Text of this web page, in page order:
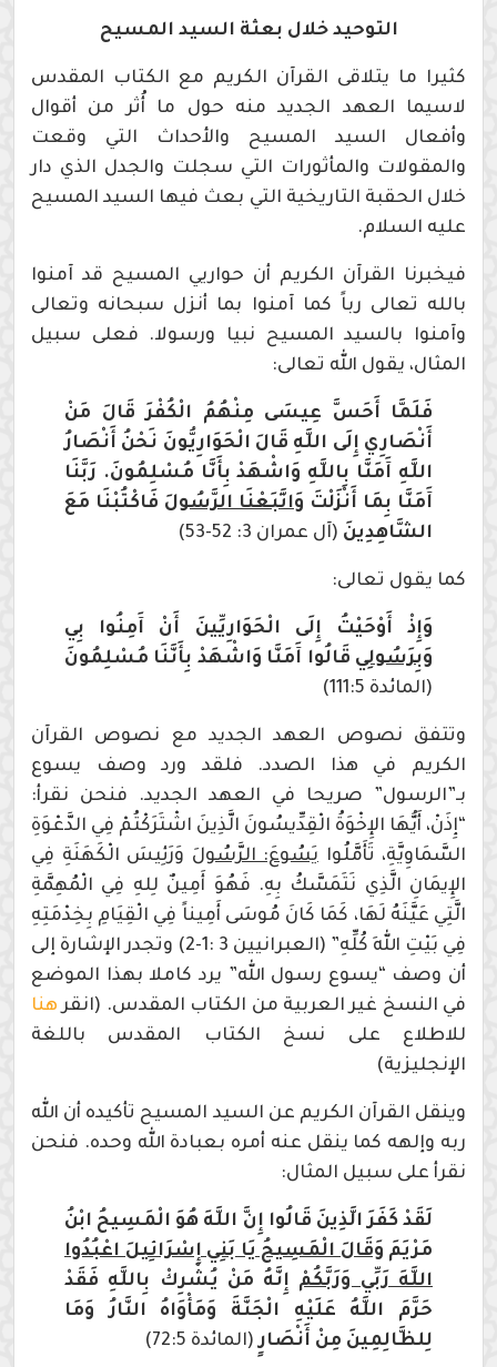
التوحيد خلال بعثة السيد المسيح
كثيرا ما يتلاقى القرآن الكريم مع الكتاب المقدس
لاسيما العهد الجديد منه حول ما أُثر من أقوال
وأفعال السيد المسيح والأحداث التي وقعت
والمقولات والمأثورات التي سجلت والجدل الذي دار
خلال الحقبة التاريخية التي بعث فيها السيد المسيح
عليه السلام.
فيخبرنا القرآن الكريم أن حواريي المسيح قد آمنوا
بالله تعالى رباً كما آمنوا بما أنزل سبحانه وتعالى
وآمنوا بالسيد المسيح نبيا ورسولا. فعلى سبيل
المثال، يقول الله تعالى:
فَلَمَّا أَحَسَّ عِيسَى مِنْهُمُ الْكُفْرَ قَالَ مَنْ
أَنْصَارِي إِلَى اللَّهِ قَالَ الْحَوَارِيُّونَ نَحْنُ أَنْصَارُ
اللَّهِ آَمَنَّا بِاللَّهِ وَاشْهَدْ بِأَنَّا مُسْلِمُونَ. رَبَّنَا
آَمَنَّا بِمَا أَنْزَلْتَ وَاتَّبَعْنَا الرَّسُولَ فَاكْتُبْنَا مَعَ
الشَّاهِدِينَ (آل عمران 3: 52-53)
كما يقول تعالى:
وَإِذْ أَوْحَيْتُ إِلَى الْحَوَارِيِّينَ أَنْ آَمِنُوا بِي
وَبِرَسُولِي قَالُوا آَمَنَّا وَاشْهَدْ بِأَنَّنَا مُسْلِمُونَ
(المائدة 111:5)
وتتفق نصوص العهد الجديد مع نصوص القرآن
الكريم في هذا الصدد. فلقد ورد وصف يسوع
بـ”الرسول” صريحا في العهد الجديد. فنحن نقرأ:
“إِذَنْ، أَيُّهَا الإِخْوَةُ الْقِدِّيسُونَ الَّذِينَ اشْتَرَكْتُمْ فِي الدَّعْوَةِ
السَّمَاوِيَّةِ، تَأَمَّلُوا يَسُوعَ: الرَّسُولَ وَرَئِيسَ الْكَهَنَةِ فِي
الإِيمَانِ الَّذِي نَتَمَسَّكُ بِهِ. فَهُوَ أَمِينٌ لِلهِ فِي الْمُهِمَّةِ
الَّتِي عَيَّنَهُ لَهَا، كَمَا كَانَ مُوسَى أَمِيناً فِي الْقِيَامِ بِخِدْمَتِهِ
فِي بَيْتِ اللهِ كُلِّهِ” (العبرانيين 3 :1-2) وتجدر الإشارة إلى
أن وصف “يسوع رسول الله” يرد كاملا بهذا الموضع
في النسخ غير العربية من الكتاب المقدس. (انقرهنا
للاطلاع على نسخ الكتاب المقدس باللغة
الإنجليزية)
وينقل القرآن الكريم عن السيد المسيح تأكيده أن الله
ربه وإلهه كما ينقل عنه أمره بعبادة الله وحده. فنحن
نقرأ على سبيل المثال:
لَقَدْ كَفَرَ الَّذِينَ قَالُوا إِنَّ اللَّهَ هُوَ الْمَسِيحُ ابْنُ
مَرْيَمَ وَقَالَ الْمَسِيحُ يَا بَنِي إِسْرَائِيلَ اعْبُدُوا
اللَّهَ رَبِّي وَرَبَّكُمْ إِنَّهُ مَنْ يُشْرِكْ بِاللَّهِ فَقَدْ
حَرَّمَ اللَّهُ عَلَيْهِ الْجَنَّةَ وَمَأْوَاهُ النَّارُ وَمَا
لِلظَّالِمِينَ مِنْ أَنْصَارٍ (المائدة 72:5)